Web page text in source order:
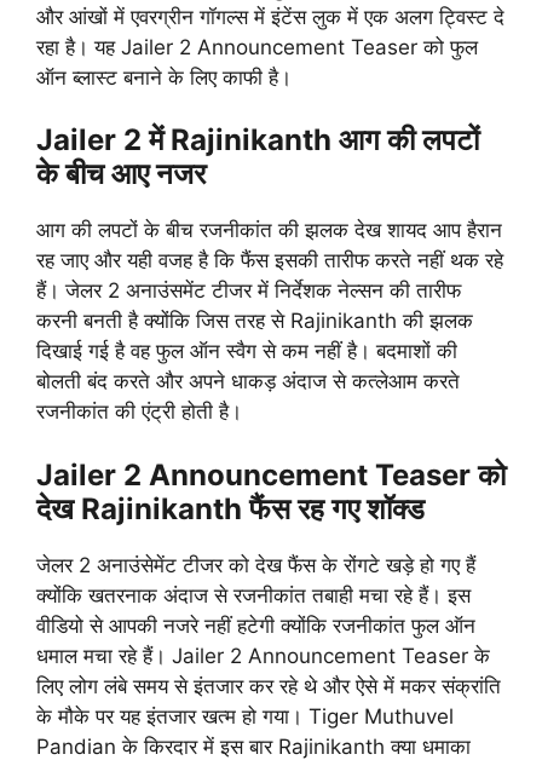
और आंखों में एवरग्रीन गॉगल्स में इंटेंस लुक में एक अलग ट्विस्ट दे
रहा है। यह Jailer 2 Announcement Teaser को फुल
ऑन ब्लास्ट बनाने के लिए काफी है।
Jailer 2 में Rajinikanth आग की लपटों
के बीच आए नजर
आग की लपटों के बीच रजनीकांत की झलक देख शायद आप हैरान
रह जाए और यही वजह है कि फैंस इसकी तारीफ करते नहीं थक रहे
हैं। जेलर 2 अनाउंसमेंट टीजर में निर्देशक नेल्सन की तारीफ
करनी बनती है क्योंकि जिस तरह से Rajinikanth की झलक
दिखाई गई है वह फुल ऑन स्वैग से कम नहीं है। बदमाशों की
बोलती बंद करते और अपने धाकड़ अंदाज से कत्लेआम करते
रजनीकांत की एंट्री होती है।
Jailer 2 Announcement Teaser को
देख Rajinikanth फैंस रह गए शॉक्ड
जेलर 2 अनाउंसेमेंट टीजर को देख फैंस के रोंगटे खड़े हो गए हैं
क्योंकि खतरनाक अंदाज से रजनीकांत तबाही मचा रहे हैं। इस
वीडियो से आपकी नजरे नहीं हटेगी क्योंकि रजनीकांत फुल ऑन
धमाल मचा रहे हैं। Jailer 2 Announcement Teaser के
लिए लोग लंबे समय से इंतजार कर रहे थे और ऐसे में मकर संक्रांति
के मौके पर यह इंतजार खत्म हो गया। Tiger Muthuvel
Pandian के किरदार में इस बार Rajinikanth क्या धमाका